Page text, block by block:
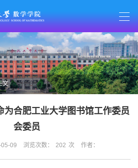
文
为合肥工业大学图书馆工作委员
会委员
09 浏览次数： 202 次 作者：